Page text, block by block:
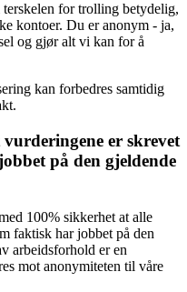
for trolling betydelig,
kontoer. Du er anonym - ja,
og gjør alt vi kan for å
kan forbedres samtidig
er skrevet
på den gjeldende
100% sikkerhet at alle
faktisk har jobbet på den
arbeidsforhold er en
mot anonymiteten til våre